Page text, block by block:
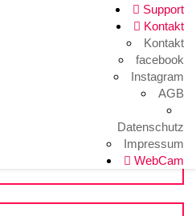
Support
Kontakt
Kontakt
facebook
Instagram
AGB
Datenschutz
Impressum
WebCam